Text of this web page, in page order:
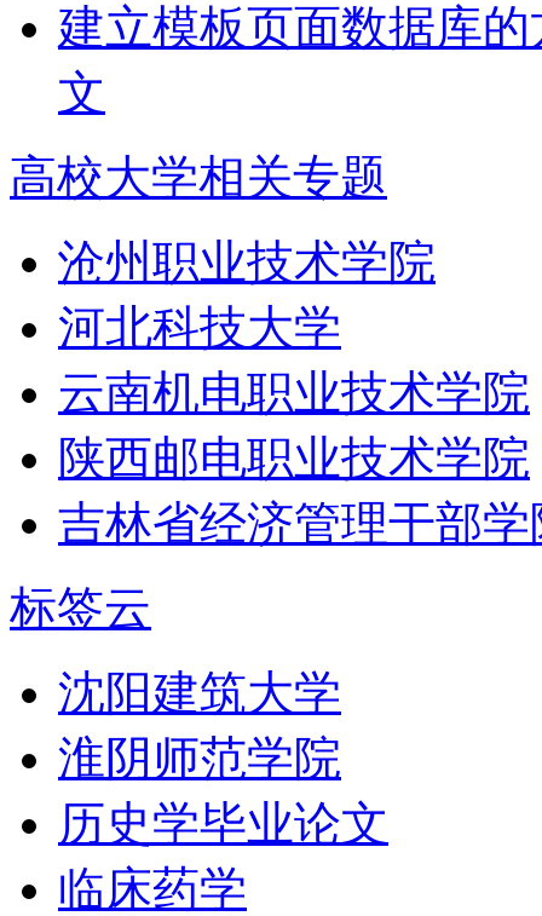
建立模板页面数据库
文
高校大学相关专题
沧州职业技术学院
河北科技大学
云南机电职业技术学院
陕西邮电职业技术学院
吉林省经济管理干部学
标签云
沈阳建筑大学
淮阴师范学院
历史学毕业论文
临床药学